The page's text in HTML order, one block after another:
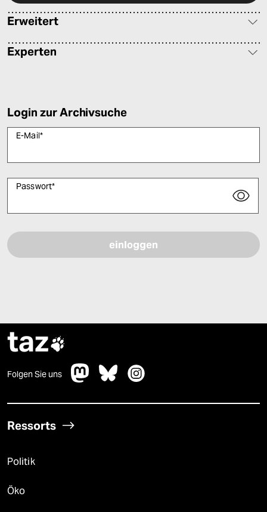
epaper login
Erweitert
Experten
Login zur Archivsuche
E-Mail*
Passwort*
taz
Folgen Sie uns
Ressorts
Politik
Öko